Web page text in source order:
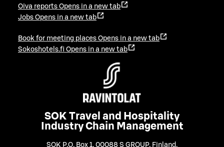
Oiva reports Opens in a new tab
Jobs Opens in a new tab
Book for meeting places Opens in a new tab
Sokoshotels.fi Opens in a new tab
SOK Travel and Hospitality
Industry Chain Management
SOK P.O. Box 1, 00088 S GROUP, Finland ,